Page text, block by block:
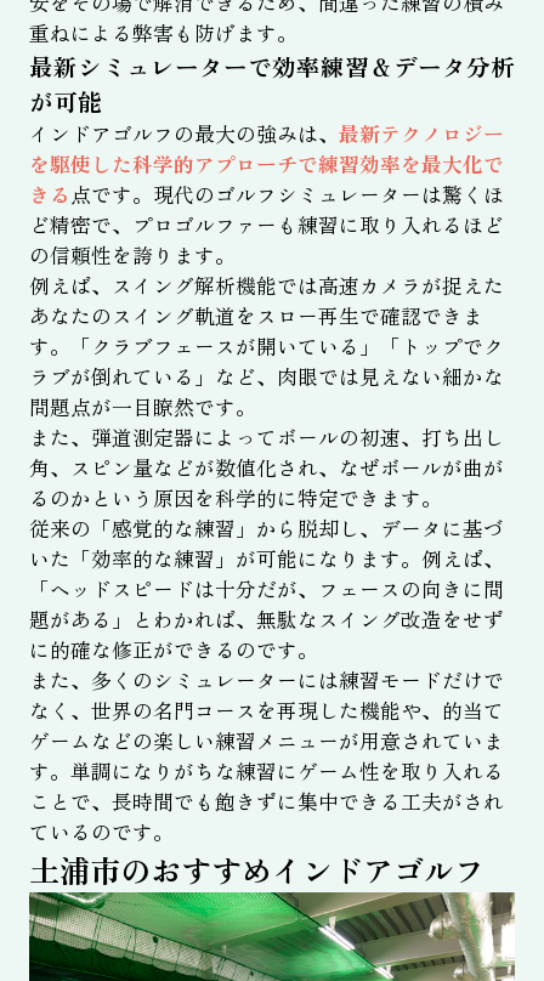
重ねによる弊害も防げます。
最新シミュレーターで効率練習＆データ分析
が可能
インドアゴルフの最大の強みは、 最新テクノロジー
を駆使した科学的アプローチで練習効率を最大化で
きる 点です。現代のゴルフシミュレーターは驚くほ
ど精密で、プロゴルファーも練習に取り入れるほど
の信頼性を誇ります。
例えば、スイング解析機能では高速カメラが捉えた
あなたのスイング軌道をスロー再生で確認できま
す。「クラブフェースが開いている」「トップでク
ラブが倒れている」など、肉眼では見えない細かな
問題点が一目瞭然です。
また、弾道測定器によってボールの初速、打ち出し
角、スピン量などが数値化され、なぜボールが曲が
るのかという原因を科学的に特定できます。
従来の「感覚的な練習」から脱却し、データに基づ
いた「効率的な練習」が可能になります。例えば、
「ヘッドスピードは十分だが、フェースの向きに問
題がある」とわかれば、無駄なスイング改造をせず
に的確な修正ができるのです。
また、多くのシミュレーターには練習モードだけで
なく、世界の名門コースを再現した機能や、的当て
ゲームなどの楽しい練習メニューが用意されていま
す。単調になりがちな練習にゲーム性を取り入れる
ことで、長時間でも飽きずに集中できる工夫がされ
ているのです。
土浦市のおすすめインドアゴルフ